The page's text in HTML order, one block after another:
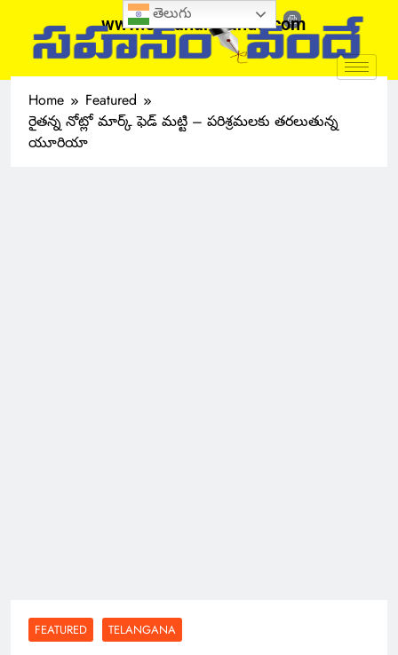
www.sahanamvande.com
Home
Featured
రైతన్న నోట్లో మార్క్ ఫెడ్ మట్టి – పరిశ్రమలకు తరలుతున్న
యూరియా
FEATURED TELANGANA
తెలుగు